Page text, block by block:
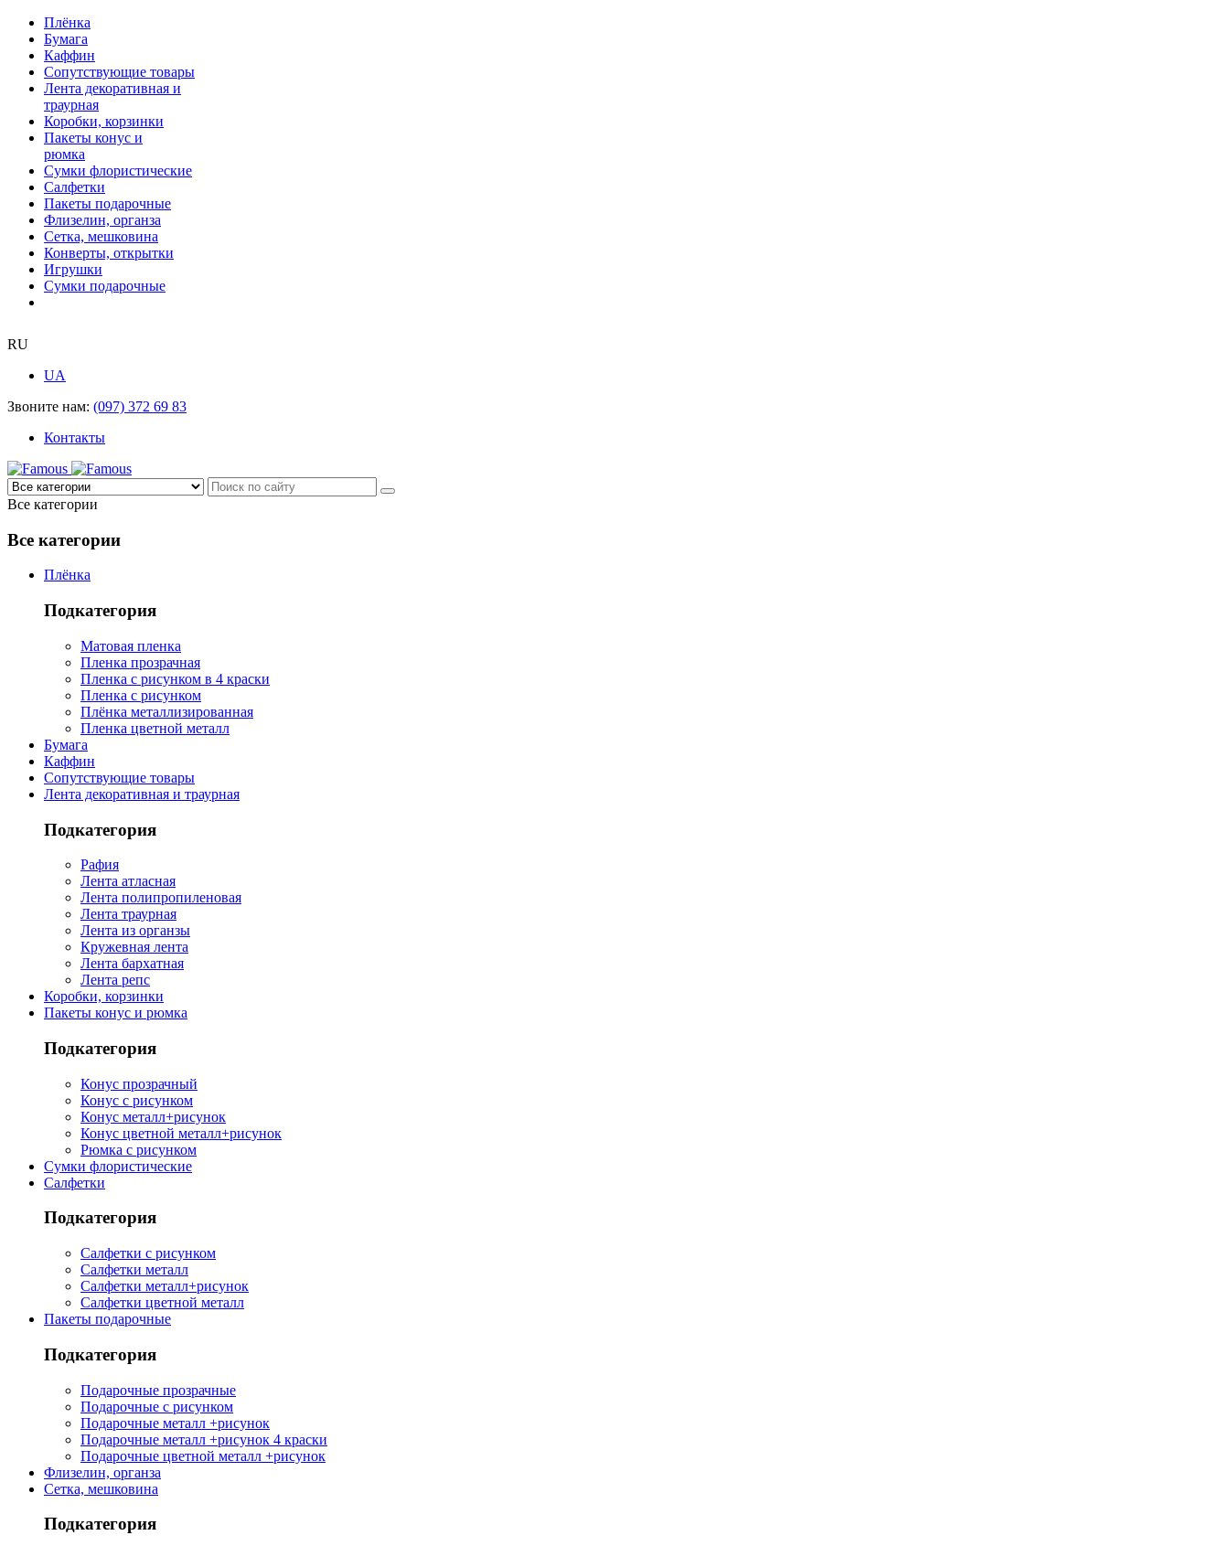
Плёнка
Бумага
Каффин
Сопутствующие товары
Лента декоративная и
траурная
Коробки, корзинки
Пакеты конус и
рюмка
Сумки флористические
Салфетки
Пакеты подарочные
Флизелин, органза
Сетка, мешковина
Конверты, открытки
Игрушки
Сумки подарочные
RU
UA
Звоните нам: (097) 372 69 83
Контакты
Все категории
Все категории
Плёнка
Подкатегория
Матовая пленка
Пленка прозрачная
Пленка с рисунком в 4 краски
Пленка с рисунком
Плёнка металлизированная
Пленка цветной металл
Бумага
Каффин
Сопутствующие товары
Лента декоративная и траурная
Подкатегория
Рафия
Лента атласная
Лента полипропиленовая
Лента траурная
Лента из органзы
Кружевная лента
Лента бархатная
Лента репс
Коробки, корзинки
Пакеты конус и рюмка
Подкатегория
Конус прозрачный
Конус с рисунком
Конус металл+рисунок
Конус цветной металл+рисунок
Рюмка с рисунком
Сумки флористические
Салфетки
Подкатегория
Салфетки с рисунком
Салфетки металл
Салфетки металл+рисунок
Салфетки цветной металл
Пакеты подарочные
Подкатегория
Подарочные прозрачные
Подарочные с рисунком
Подарочные металл +рисунок
Подарочные металл +рисунок 4 краски
Подарочные цветной металл +рисунок
Флизелин, органза
Сетка, мешковина
Подкатегория